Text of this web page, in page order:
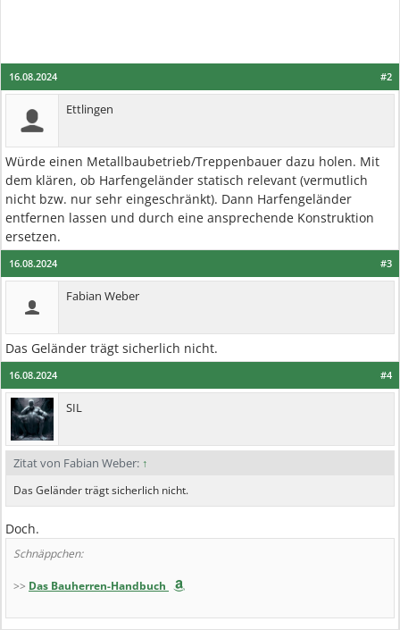
#2
16.08.2024
Ettlingen
Würde einen Metallbaubetrieb/Treppenbauer dazu holen. Mit
dem klären, ob Harfengeländer statisch relevant (vermutlich
nicht bzw. nur sehr eingeschränkt). Dann Harfengeländer
entfernen lassen und durch eine ansprechende Konstruktion
ersetzen.
#3
16.08.2024
Fabian Weber
Das Geländer trägt sicherlich nicht.
#4
16.08.2024
SIL
Zitat von Fabian Weber: ↑
Das Geländer trägt sicherlich nicht.
Doch.
Schnäppchen:
>> Das Bauherren-Handbuch